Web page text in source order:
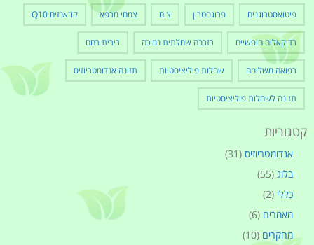
פיטואסטרוגנים פרוגסטרון צום צמחי מרפא קו־אנזים Q10
רדיקאלים חופשיים רזרבה שחלתית נמוכה רירית רחם
רפואה משלימה שחלות פוליציסטיות תזונה אנדומטריוזיס
תזונה לשחלות פוליציסטיות
קטגוריות
אנדומטריוזיס (31)
בלוג (55)
כללי (2)
מאמרים (6)
מחקרים (10)